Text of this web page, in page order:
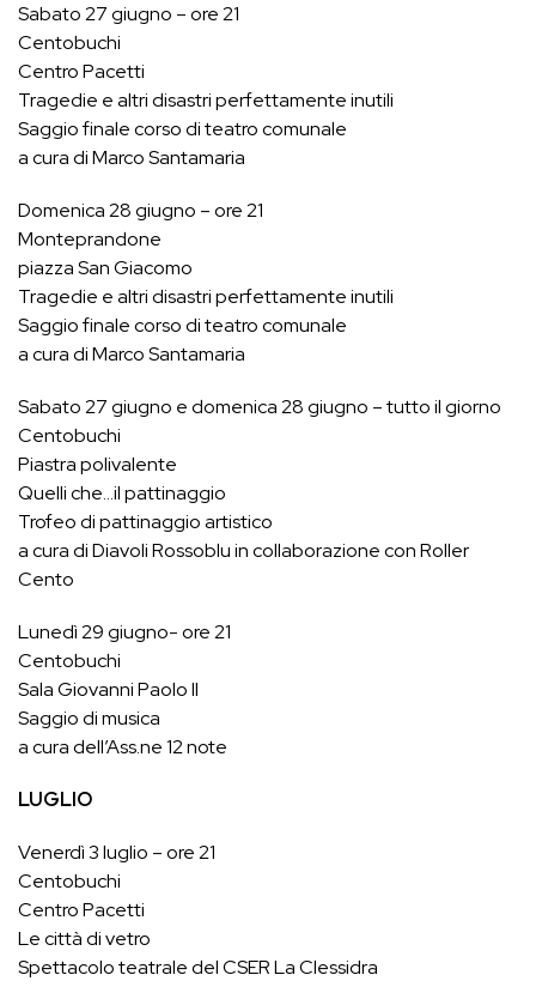
Sabato 27 giugno – ore 21
Centobuchi
Centro Pacetti
Tragedie e altri disastri perfettamente inutili
Saggio finale corso di teatro comunale
a cura di Marco Santamaria
Domenica 28 giugno – ore 21
Monteprandone
piazza San Giacomo
Tragedie e altri disastri perfettamente inutili
Saggio finale corso di teatro comunale
a cura di Marco Santamaria
Sabato 27 giugno e domenica 28 giugno – tutto il giorno
Centobuchi
Piastra polivalente
Quelli che…il pattinaggio
Trofeo di pattinaggio artistico
a cura di Diavoli Rossoblu in collaborazione con Roller
Cento
Lunedì 29 giugno- ore 21
Centobuchi
Sala Giovanni Paolo II
Saggio di musica
a cura dell’Ass.ne 12 note
LUGLIO
Venerdì 3 luglio – ore 21
Centobuchi
Centro Pacetti
Le città di vetro
Spettacolo teatrale del CSER La Clessidra